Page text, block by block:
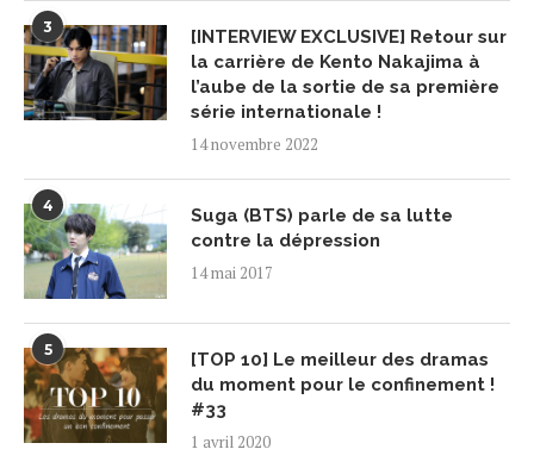
3
[INTERVIEW EXCLUSIVE] Retour sur
la carrière de Kento Nakajima à
l’aube de la sortie de sa première
série internationale !
14 novembre 2022
4
Suga (BTS) parle de sa lutte
contre la dépression
14 mai 2017
5
[TOP 10] Le meilleur des dramas
du moment pour le confinement !
#33
1 avril 2020